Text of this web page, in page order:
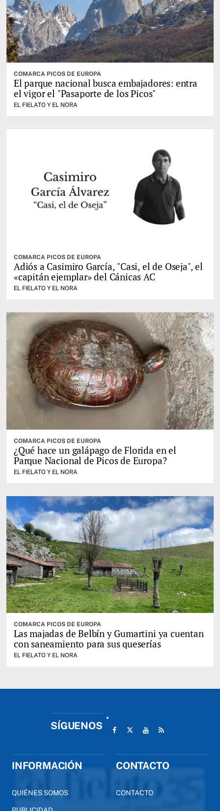
COMARCA PICOS DE EUROPA
El parque nacional busca embajadores: entra
el vigor el "Pasaporte de los Picos"
EL FIELATO Y EL NORA
COMARCA PICOS DE EUROPA
Adiós a Casimiro García, "Casi, el de Oseja", el
«capitán ejemplar» del Cánicas AC
EL FIELATO Y EL NORA
COMARCA PICOS DE EUROPA
¿Qué hace un galápago de Florida en el
Parque Nacional de Picos de Europa?
EL FIELATO Y EL NORA
COMARCA PICOS DE EUROPA
Las majadas de Belbín y Gumartini ya cuentan
con saneamiento para sus queserías
EL FIELATO Y EL NORA
SÍGUENOS
INFORMACIÓN
QUIÉNES SOMOS
CONTACTO
CONTACTO